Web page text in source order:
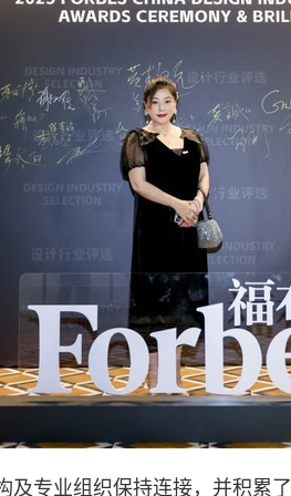
及专业组织保持连接，并积累